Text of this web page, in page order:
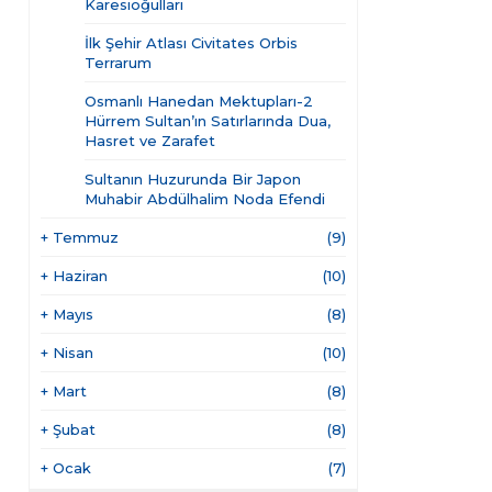
Karesioğulları
İlk Şehir Atlası Civitates Orbis
Terrarum
Osmanlı Hanedan Mektupları-2
Hürrem Sultan’ın Satırlarında Dua,
Hasret ve Zarafet
Sultanın Huzurunda Bir Japon
Muhabir Abdülhalim Noda Efendi
+ Temmuz (9)
+ Haziran (10)
+ Mayıs (8)
+ Nisan (10)
+ Mart (8)
+ Şubat (8)
+ Ocak (7)